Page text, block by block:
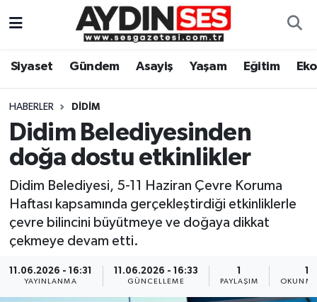
Siyaset Gündem Asayiş Yaşam Eğitim
HABERLER DIDIM
Didim Belediyesinden
doğa dostu etkinlikler
Didim Belediyesi, 5-11 Haziran Çevre Koruma
Haftası kapsamında gerçekleştirdiği etkinliklerle
çevre bilincini büyütmeye ve doğaya dikkat
çekmeye devam etti.
11.06.2026 - 16:31
YAYINLANMA
11.06.2026 - 16:33
GÜNCELLEME PAYLAŞIM
Gündem
Siyaset
Ekonomi
Yaşam
Eğitim
Kültür Sanat
Aydın Hava Durumu
Aydin Namaz Vakitleri
Aydın Trafik Yoğunluk Haritası
Süper Lig Puan Durumu ve Fikstür
Tüm Manşetler
Son Dakika Haberleri